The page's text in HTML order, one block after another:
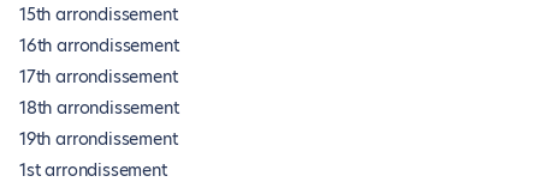
15th arrondissement
16th arrondissement
17th arrondissement
18th arrondissement
19th arrondissement
1st arrondissement